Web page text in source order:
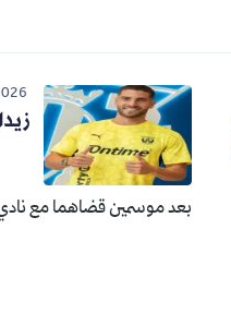
بعد موسمين قضاهما مع